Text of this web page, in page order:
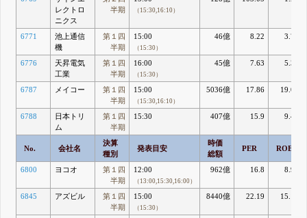
レクトロ
ニクス
半期
（15:30,16:10）
6771
池上通信
機
第１四
半期
15:00
（15:30）
46億 8.22 3.76
6776
天昇電気
工業
第１四
半期
16:00
（15:30）
45億 7.63 5.33
6787 メイコー
第１四
半期
15:00
（15:30,16:10）
5036億 17.86 19.02
6788
日本トリ
ム
第１四
半期
15:30 407億 15.9 9.47
No. 会社名
決算
種別
発表目安
時価
総額
PER ROE
6800 ヨコオ
第１四
半期
12:00
（13:00,15:30,16:00）
962億 16.8 8.97
6845 アズビル
第１四
半期
15:00
（15:30）
8440億 22.19 15.12